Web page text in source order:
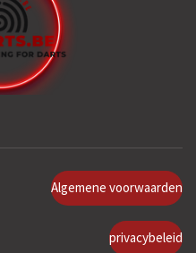
Algemene voorwaarden
privacybeleid